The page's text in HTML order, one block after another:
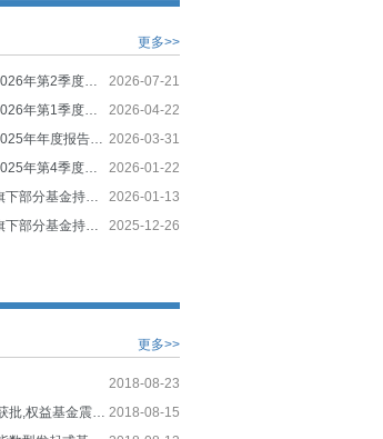
更多>>
2026-07-21
九泰基金管理有限公司旗下基金2026年第2季度报告提示性公告
2026-04-22
九泰基金管理有限公司旗下基金2026年第1季度报告提示性公告
2026-03-31
九泰基金管理有限公司旗下基金2025年年度报告提示性公告
2026-01-22
九泰基金管理有限公司旗下基金2025年第4季度报告提示性公告
2026-01-13
九泰基金管理有限公司关于调整旗下部分基金持有的长期停牌股票估值方法的公告
2025-12-26
九泰基金管理有限公司关于调整旗下部分基金持有的长期停牌股票估值方法的公告
更多>>
2018-08-23
2018-08-15
公募基金周度报告:养老目标基金获批,权益基金震荡反弹